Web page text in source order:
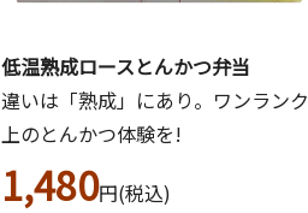
低温熟成ロースとんかつ弁当
違いは「熟成」にあり。ワンランク
上のとんかつ体験を!
1,480円(税込)